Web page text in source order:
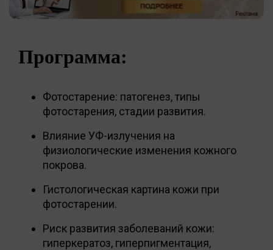
Программа:
Фотостарение: патогенез, типы
фотостарения, стадии развития.
Влияние УФ-излучения на
физиологические изменения кожного
покрова.
Гистологическая картина кожи при
фотостарении.
Риск развития заболеваний кожи:
гиперкератоз, гиперпигментация,